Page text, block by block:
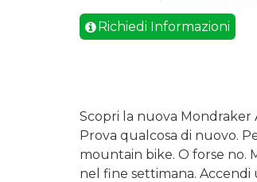
Richiedi Informazioni
Scopri la nuova
Prova qualcosa di nuovo.
mountain bike. O forse no.
nel fine settimana. Accendi